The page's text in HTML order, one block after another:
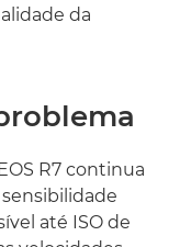
da
R7 continua
até ISO de